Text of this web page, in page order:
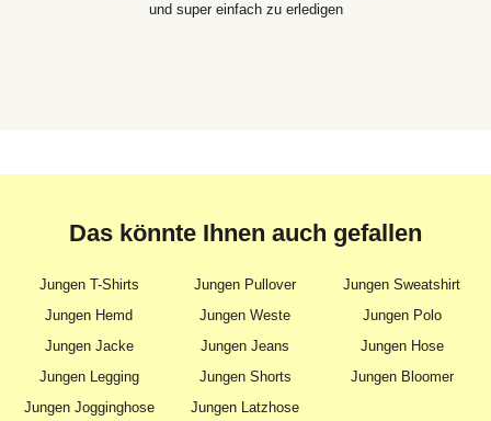
und super einfach zu erledigen
Das könnte Ihnen auch gefallen
Jungen T-Shirts Jungen Pullover
Jungen Sweatshirt
Jungen Hemd
Jungen Weste
Jungen Polo
Jungen Jacke
Jungen Jeans
Jungen Hose
Jungen Legging
Jungen Shorts
Jungen Bloomer
Jungen Jogginghose
Jungen Latzhose